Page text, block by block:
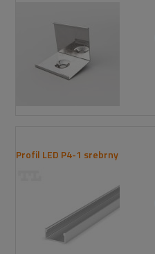
Profil LED P4-1 srebrny